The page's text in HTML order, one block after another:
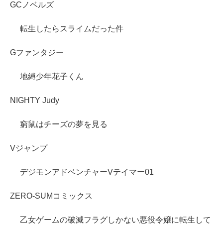
GCノベルズ
転生したらスライムだった件
Gファンタジー
地縛少年花子くん
NIGHTY Judy
窮鼠はチーズの夢を見る
Vジャンプ
デジモンアドベンチャーVテイマー01
ZERO-SUMコミックス
乙女ゲームの破滅フラグしかない悪役令嬢に転生して